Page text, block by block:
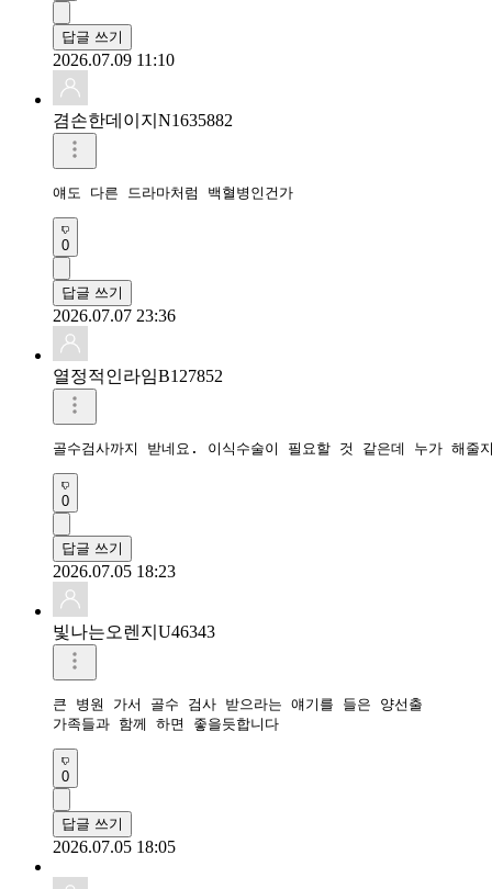
답글 쓰기
2026.07.09 11:10
겸손한데이지N1635882
얘도 다른 드라마처럼 백혈병인건가
0
답글 쓰기
2026.07.07 23:36
열정적인라임B127852
골수검사까지 받네요. 이식수술이 필요할 것 같은데 누가 해줄
0
답글 쓰기
2026.07.05 18:23
빛나는오렌지U46343
큰 병원 가서 골수 검사 받으라는 얘기를 들은 양선출
가족들과 함께 하면 좋을듯합니다
0
답글 쓰기
2026.07.05 18:05